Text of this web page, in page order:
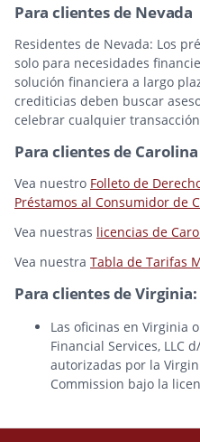
Para clientes de Nevada
Residentes de Nevada: Los
solo para necesidades
solución financiera a largo
crediticias deben buscar
celebrar cualquier
Para clientes de
Vea nuestro Folleto de
Préstamos al Consumidor de
Vea nuestras licencias de
Vea nuestra Tabla de Tarifas
Para clientes de Virginia:
Las oficinas en Virginia
Financial Services, LLC
autorizadas por la
Commission bajo la